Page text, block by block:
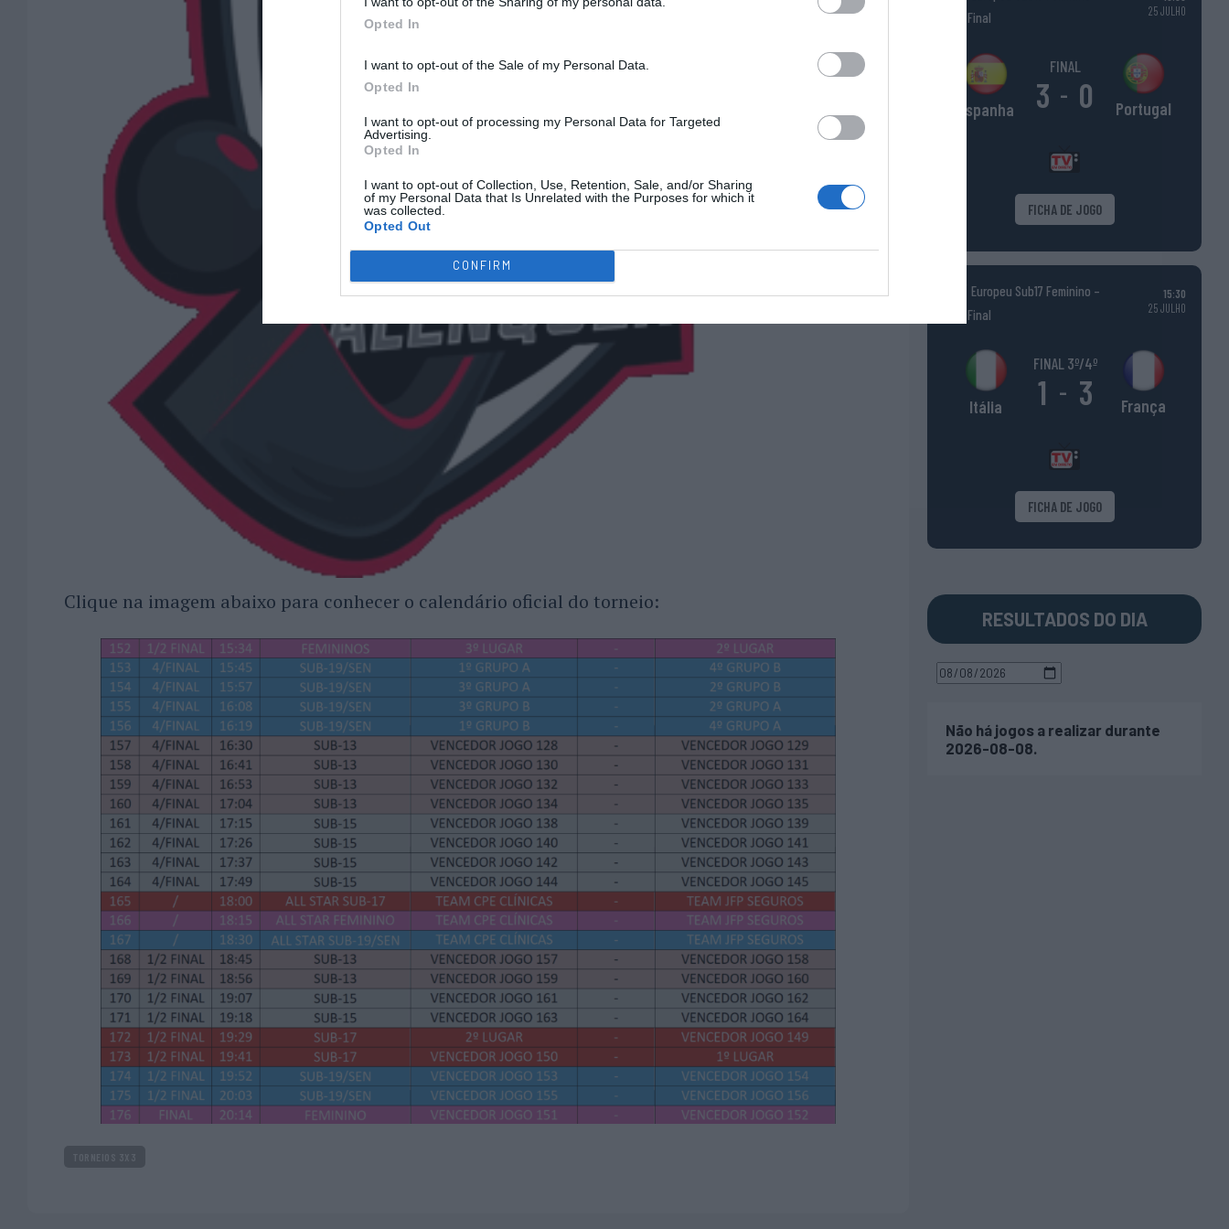
Opted In
I want to opt-out of the Sale of my Personal Data.
Opted In
I want to opt-out of processing my Personal Data for Targeted
Advertising.
Opted In
I want to opt-out of Collection, Use, Retention, Sale, and/or Sharing
of my Personal Data that Is Unrelated with the Purposes for which it
was collected.
Opted Out
CONFIRM
Clique na imagem abaixo para conhecer o calendário oficial do torneio:
Fase Final
25 JULHO
Espanha
FINAL
3 - 0 Portugal
FICHA DE JOGO
Europeu Sub17 Feminino –
Fase Final
15:30
25 JULHO
Itália
FINAL 3º/4º
1 - 3 França
FICHA DE JOGO
RESULTADOS DO DIA
Não há jogos a realizar durante
2026-08-08.